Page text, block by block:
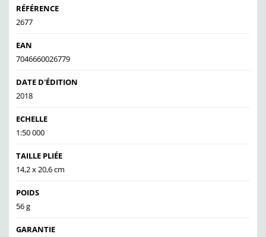
RÉFÉRENCE
2677
EAN
7046660026779
DATE D'ÉDITION
2018
ECHELLE
1:50 000
TAILLE PLIÉE
14,2 x 20,6 cm
POIDS
56 g
GARANTIE